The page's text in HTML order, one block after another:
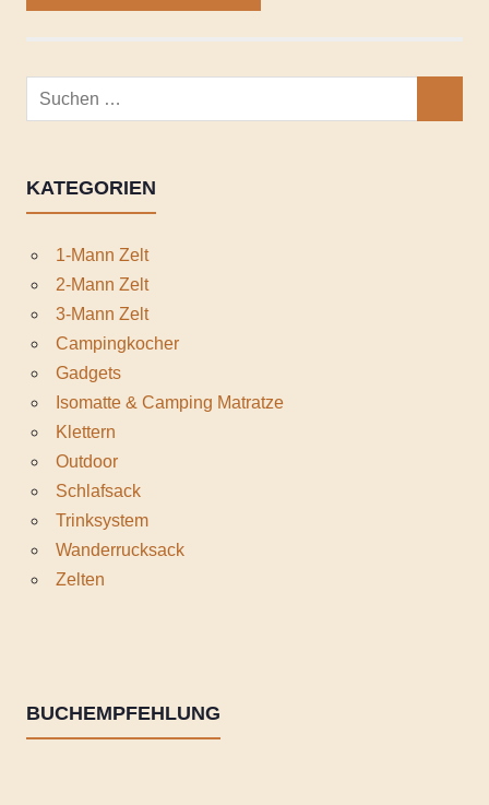
Suchen
nach:
KATEGORIEN
1-Mann Zelt
2-Mann Zelt
3-Mann Zelt
Campingkocher
Gadgets
Isomatte & Camping Matratze
Klettern
Outdoor
Schlafsack
Trinksystem
Wanderrucksack
Zelten
BUCHEMPFEHLUNG